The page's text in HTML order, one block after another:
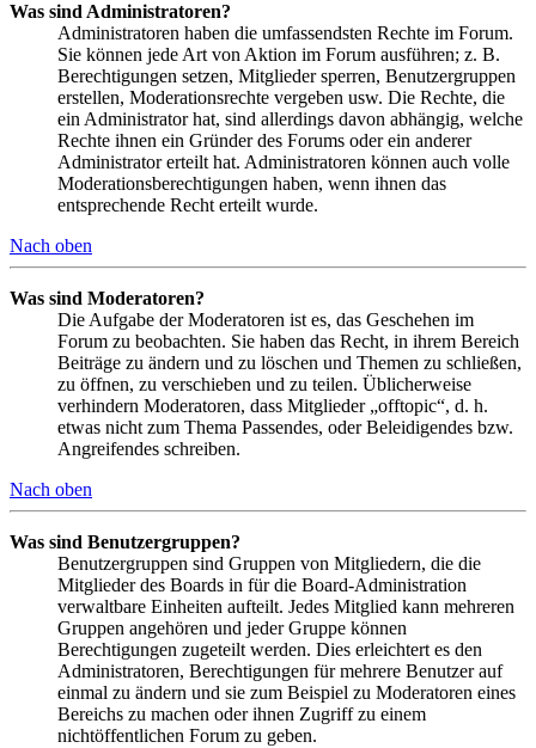
Was sind Administratoren?
Administratoren haben die umfassendsten Rechte im Forum.
Sie können jede Art von Aktion im Forum ausführen; z. B.
Berechtigungen setzen, Mitglieder sperren, Benutzergruppen
erstellen, Moderationsrechte vergeben usw. Die Rechte, die
ein Administrator hat, sind allerdings davon abhängig, welche
Rechte ihnen ein Gründer des Forums oder ein anderer
Administrator erteilt hat. Administratoren können auch volle
Moderationsberechtigungen haben, wenn ihnen das
entsprechende Recht erteilt wurde.
Nach oben
Was sind Moderatoren?
Die Aufgabe der Moderatoren ist es, das Geschehen im
Forum zu beobachten. Sie haben das Recht, in ihrem Bereich
Beiträge zu ändern und zu löschen und Themen zu schließen,
zu öffnen, zu verschieben und zu teilen. Üblicherweise
verhindern Moderatoren, dass Mitglieder „offtopic“, d. h.
etwas nicht zum Thema Passendes, oder Beleidigendes bzw.
Angreifendes schreiben.
Nach oben
Was sind Benutzergruppen?
Benutzergruppen sind Gruppen von Mitgliedern, die die
Mitglieder des Boards in für die Board-Administration
verwaltbare Einheiten aufteilt. Jedes Mitglied kann mehreren
Gruppen angehören und jeder Gruppe können
Berechtigungen zugeteilt werden. Dies erleichtert es den
Administratoren, Berechtigungen für mehrere Benutzer auf
einmal zu ändern und sie zum Beispiel zu Moderatoren eines
Bereichs zu machen oder ihnen Zugriff zu einem
nichtöffentlichen Forum zu geben.